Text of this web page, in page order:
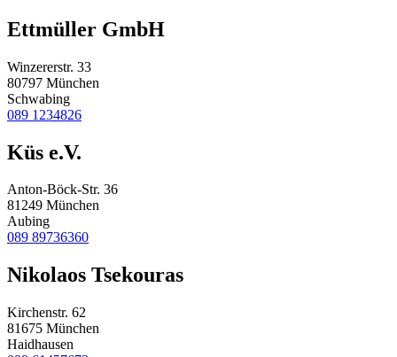
Ettmüller GmbH
Winzererstr. 33
80797 München
Schwabing
089 1234826
Küs e.V.
Anton-Böck-Str. 36
81249 München
Aubing
089 89736360
Nikolaos Tsekouras
Kirchenstr. 62
81675 München
Haidhausen